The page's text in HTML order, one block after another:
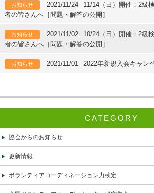
お知らせ 2021/11/24
11/14（日）開催：2級
者の皆さんへ［問題・解答の公開］
お知らせ 2021/11/02
10/24（日）開催：2級
者の皆さんへ［問題・解答の公開］
お知らせ 2021/11/01 2022年新規入会キャン
CATEGORY
協会からのお知らせ
更新情報
ボランティアコーディネーション力検定